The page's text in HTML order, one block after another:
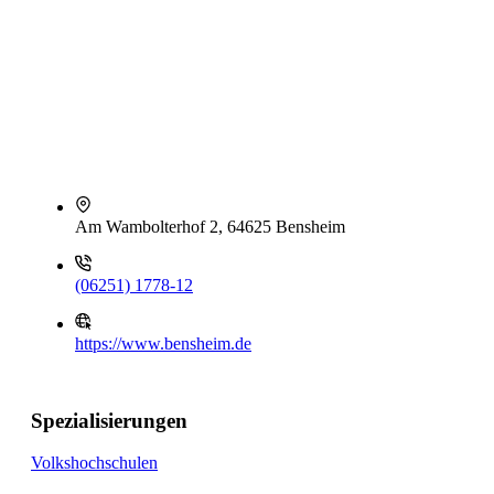
Am Wambolterhof 2, 64625 Bensheim
(06251) 1778-12
https://www.bensheim.de
Spezialisierungen
Volkshochschulen